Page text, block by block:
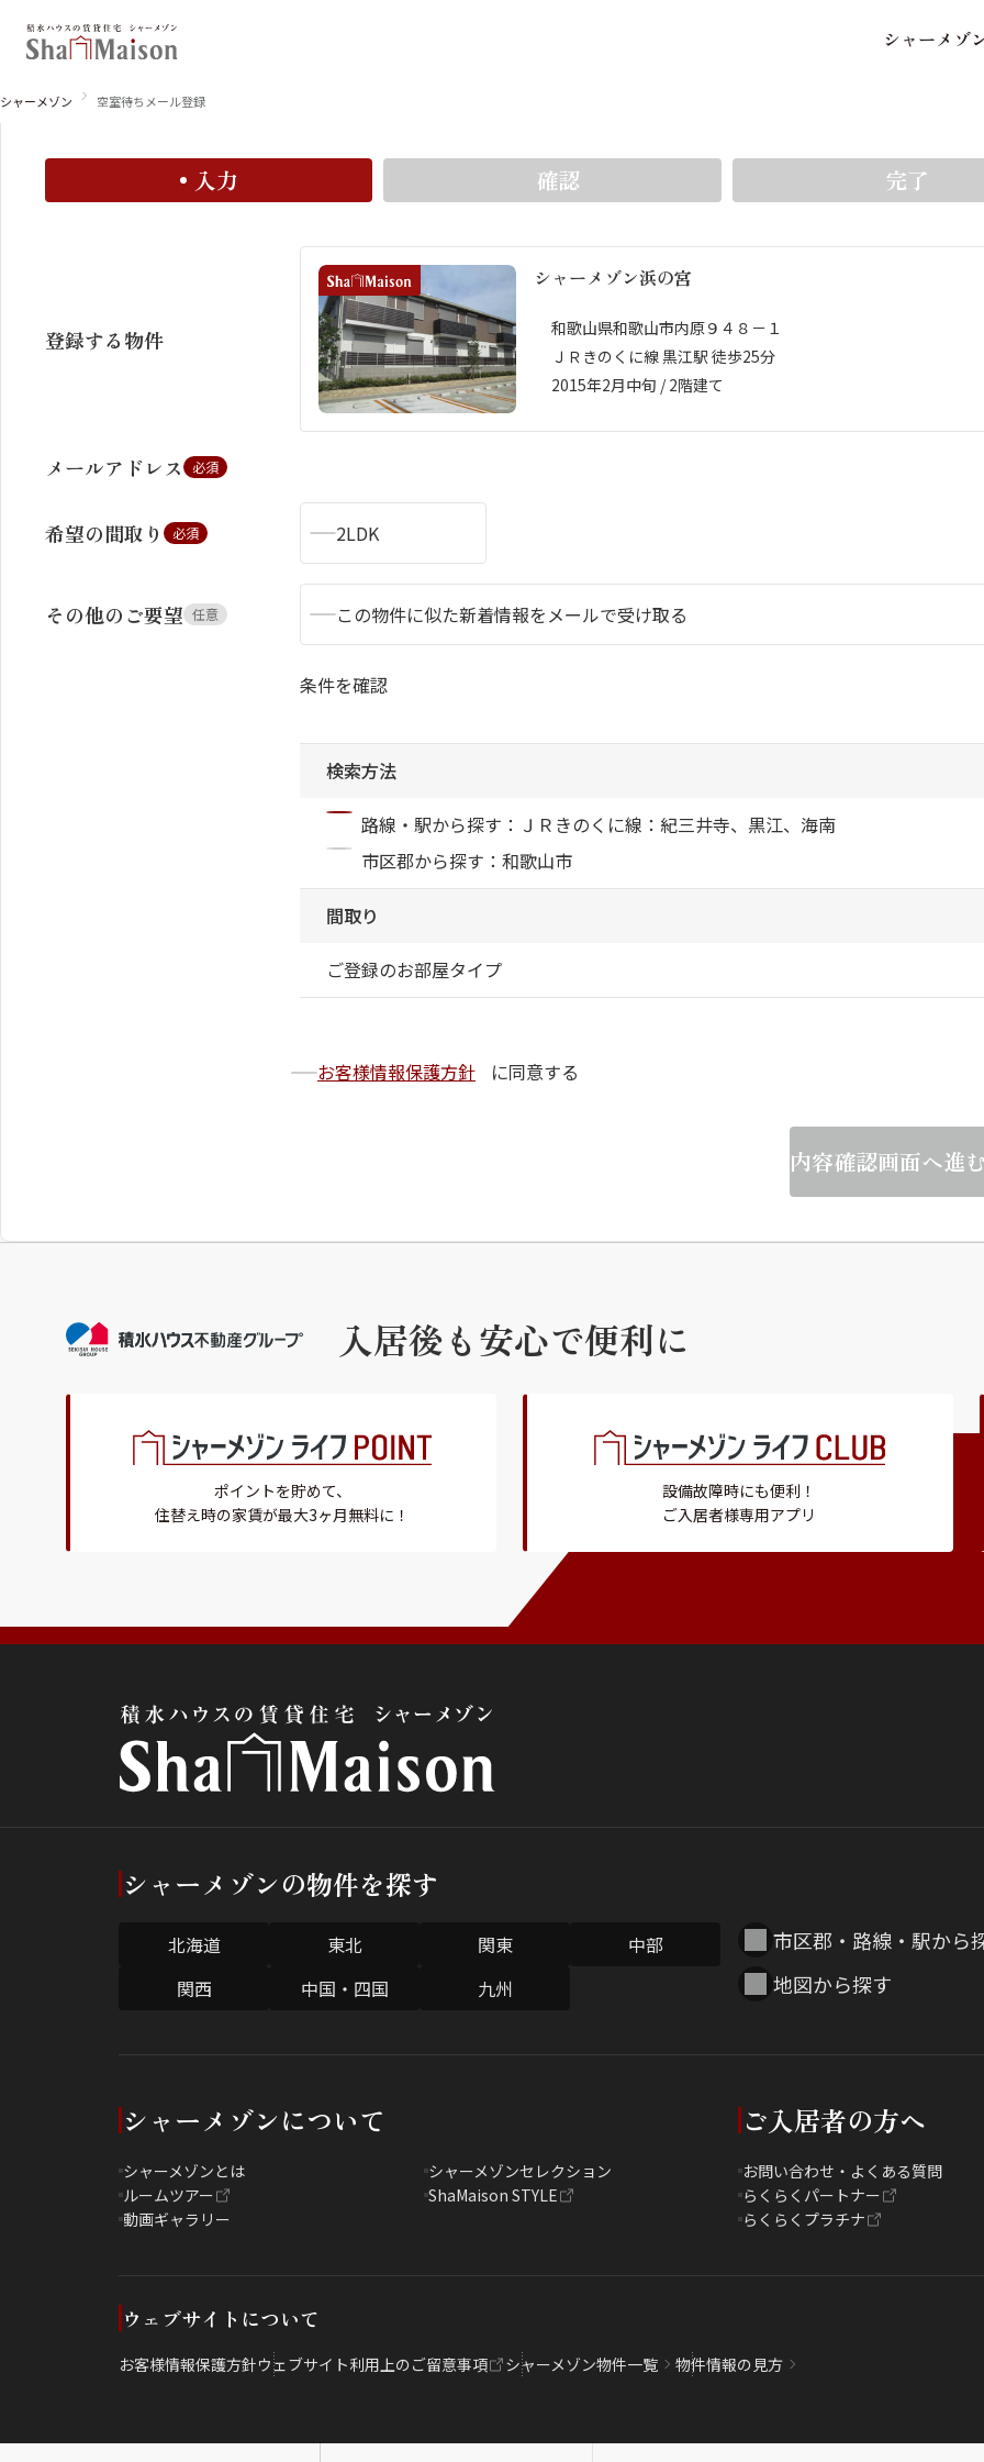
シ ャーメ ゾ
中部
中国・四国 九州
地図から探す
シャーメゾンセレクション ルームツアー
ShaMaison STYLE
シャーメゾン 空室待ちメール登録
空室お知らせメール登録
空室お知らせメールに登録すると、この物件の空室情報をいち早く受け取ることができます。5件まで登録可能
入力 確認 完了
登録する物件
シャーメゾン浜の宮
和歌山県和歌山市内原９４８－１
ＪＲきのくに線 黒江駅 徒歩25分
2015年2月中旬 / 2階建て
メールアドレス 必須
希望の間取り 必須 2LDK
その他のご要望 任意 この物件に似た新着情報をメールで受け取る
条件を確認
検索方法
路線・駅から探す：ＪＲきのくに線：紀三井寺、黒江、海南
市区郡から探す：和歌山市
間取り
ご登録のお部屋タイプ
お客様情報保護方針 に同意する
内容確認画面へ進む
入居後も安心で便利に
ポイントを貯めて、
住替え時の家賃が最大3ヶ月無料に！
設備故障時にも便利！
ご入居者様専用アプリ
シャーメゾンの物件を探す
北海道 東北 関東
中部
関西
中国・四国 九州
市区郡・路線・駅から
地図から探す
シャーメゾンについて
シャーメゾンとは
シャーメゾンセレクション
ルームツアー
ShaMaison STYLE
動画ギャラリー
ご入居者の方へ
お問い合わせ・よくある質問
らくらくパートナー
らくらくプラチナ
ウェブサイトについて
お客様情報保護方針ウェブサイト利用上のご留意事項 シャーメゾン物件一覧 物件情報の見方